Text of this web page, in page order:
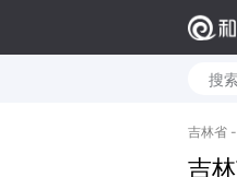
吉林省
吉